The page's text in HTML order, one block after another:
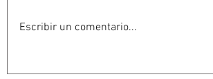
Escribir un comentario...